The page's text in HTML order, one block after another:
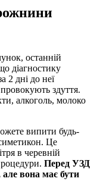
останній
діагностику
2 дні до неї
здуття.
алкоголь, молоко
випити будь-
Це
в черевній
Перед УЗД
вона має бути